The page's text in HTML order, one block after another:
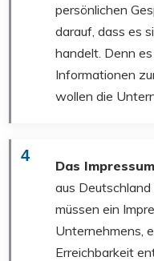
persönlichen
darauf, dass es
handelt. Denn
Informationen
wollen die
4
Das
aus
müssen ein
Unternehmens,
Erreichbarkeit